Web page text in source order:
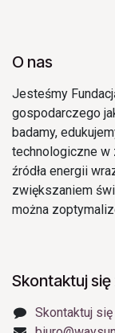
O nas
Jesteśmy
gospodarczego
badamy,
technologiczne w
źródła energii
zwiększaniem
można
Skontaktuj się
Skontaktuj